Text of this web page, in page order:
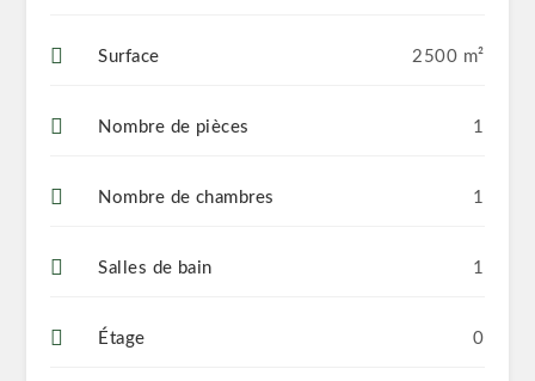
Surface 2500 m²
Nombre de pièces 1
Nombre de chambres 1
Salles de bain 1
Étage 0